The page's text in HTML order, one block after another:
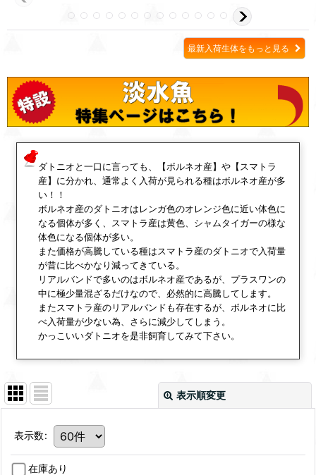
最新入荷生体をもっと見る
ダトニオと一口に言っても、【ボルネオ産】や【スマトラ
産】に分かれ、通常よく入荷が見られる種はボルネオ産が多
い！！
ボルネオ産のダトニオはレンガ色のオレンジ色に近い体色に
なる個体が多く、スマトラ産は黄色、シャムタイガーの様な
体色になる個体が多い。
また価格が高騰している種はスマトラ産のダトニオで入荷量
が昔に比べかなり減ってきている。
リアルバンドで多いのはボルネオ産であるが、プラスワンの
中に極少量混ざるだけなので、必然的に高騰してします。
またスマトラ産のリアルバンドも存在するが、ボルネオに比
べ入荷量が少ない為、さらに減少してしまう。
かっこいいダトニオを是非飼育してみて下さい。
表示順変更
表示数:
在庫あり